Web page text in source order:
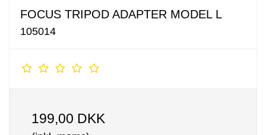
FOCUS TRIPOD ADAPTER MODEL L
105014
199,00 DKK